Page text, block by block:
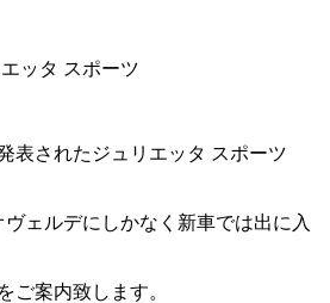
ッタ スポーツ
表されたジュリエッタ スポーツ
ェルデにしかなく新車では出に入
ご案内致します。